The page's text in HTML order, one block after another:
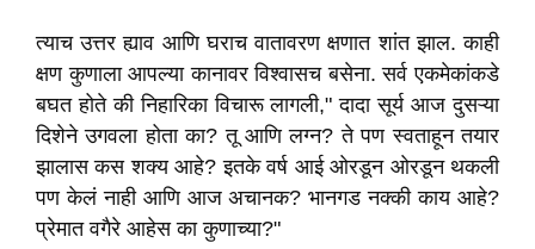
त्याच उत्तर ह्याव आणि घराच वातावरण क्षणात शांत झाल. काही
क्षण कुणाला आपल्या कानावर विश्वासच बसेना. सर्व एकमेकांकडे
बघत होते की निहारिका विचारू लागली," दादा सूर्य आज दुसऱ्या
दिशेने उगवला होता का? तू आणि लग्न? ते पण स्वताहून तयार
झालास कस शक्य आहे? इतके वर्ष आई ओरडून ओरडून थकली
पण केलं नाही आणि आज अचानक? भानगड नक्की काय आहे?
प्रेमात वगैरे आहेस का कुणाच्या?"